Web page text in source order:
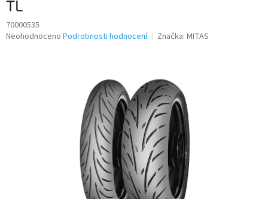
TL
70000535
Průměrné
Neohodnoceno Podrobnosti hodnocení Značka: MITAS